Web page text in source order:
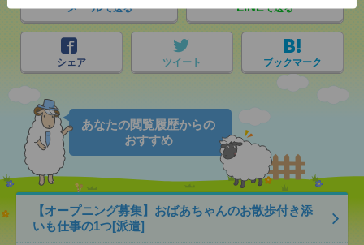
メールで送る LINEで送る
シェア ツイート ブックマーク
あなたの閲覧履歴からの
おすすめ
【オープニング募集】おばあちゃんのお散歩付き添
いも仕事の1つ[派遣]